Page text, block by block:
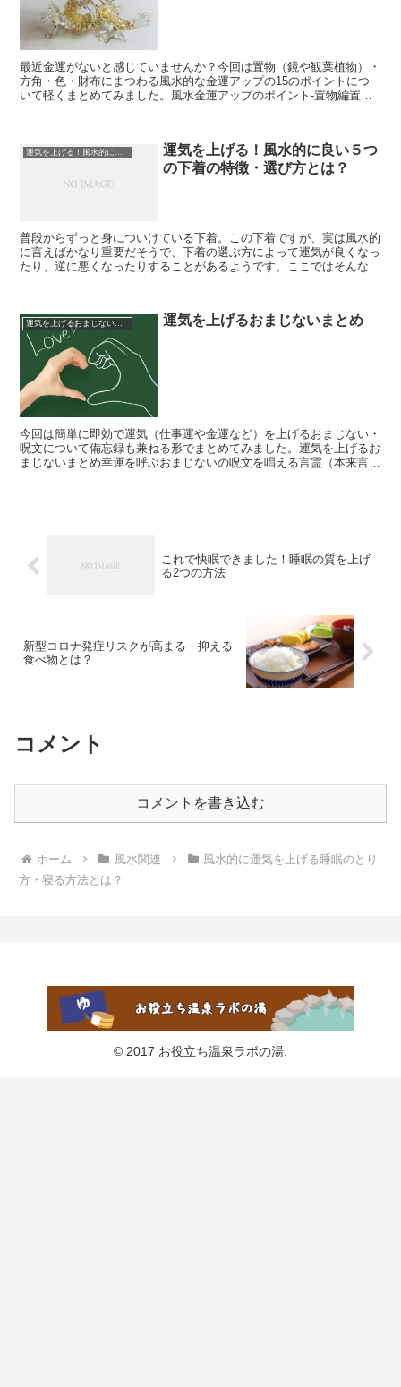
最近金運がないと感じていませんか？今回は置物（鏡や観葉植物）・
方角・色・財布にまつわる風水的な金運アップの15のポイントにつ
いて軽くまとめてみました。風水金運アップのポイント-置物編置物
運気を上げる！風水的に良い５つの下着の特徴・選び方
運気を上げる！風水的に良い５つ
の下着の特徴・選び方とは？
普段からずっと身についけている下着。この下着ですが、実は風水的
に言えばかなり重要だそうで、下着の選ぶ方によって運気が良くなっ
たり、逆に悪くなったりすることがあるようです。ここではそんな運
運気を上げるおまじないまとめ 運気を上げるおまじないまとめ
今回は簡単に即効で運気（仕事運や金運など）を上げるおまじない・
呪文について備忘録も兼ねる形でまとめてみました。運気を上げるお
まじないまとめ幸運を呼ぶおまじないの呪文を唱える言霊（本来言葉
これで快眠できました！睡眠の質を上げ
る2つの方法
新型コロナ発症リスクが高まる・抑える
食べ物とは？
コメント
コメントを書き込む
ホーム 風水関連
風水的に運気を上げる睡眠のとり
方・寝る方法とは？
© 2017 お役立ち温泉ラボの湯.